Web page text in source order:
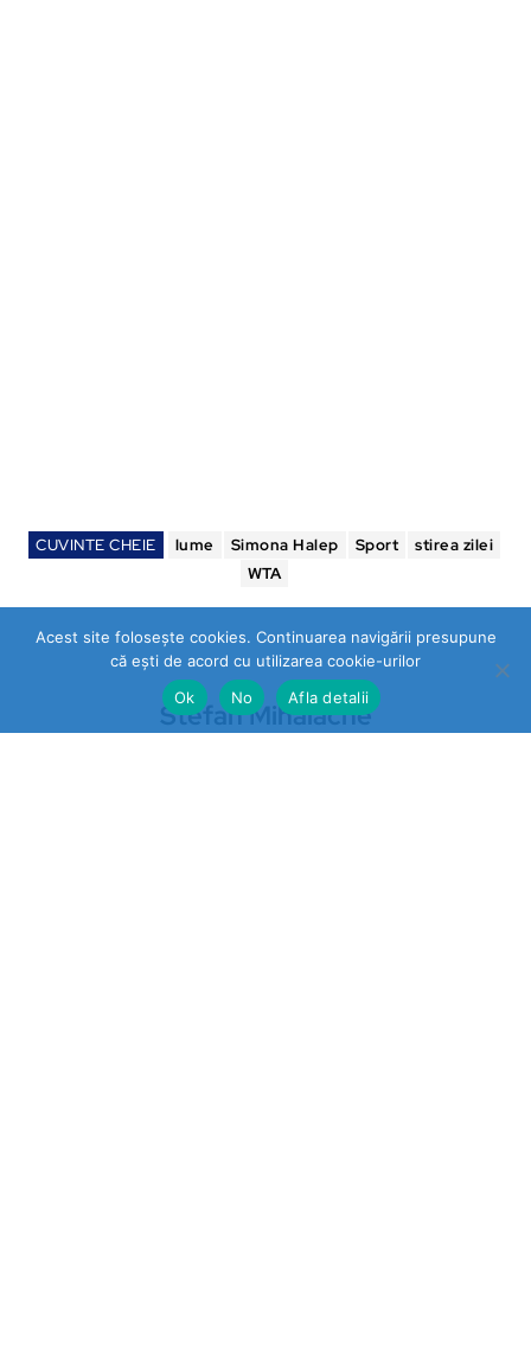
CUVINTE CHEIE lume Simona Halep Sport
stirea zilei
WTA
Stefan Mihalache
Acest site folosește cookies. Continuarea navigării presupune
că ești de acord cu utilizarea cookie-urilor
Ok
No Afla detalii